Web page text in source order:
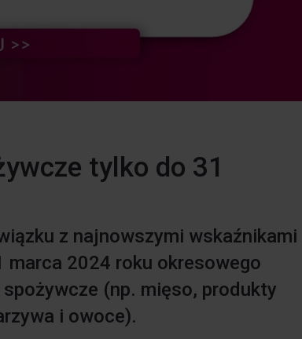
tylko do 31
z najnowszymi wskaźnikami
marca 2024 roku okresowego
(np. mięso, produkty
i owoce).